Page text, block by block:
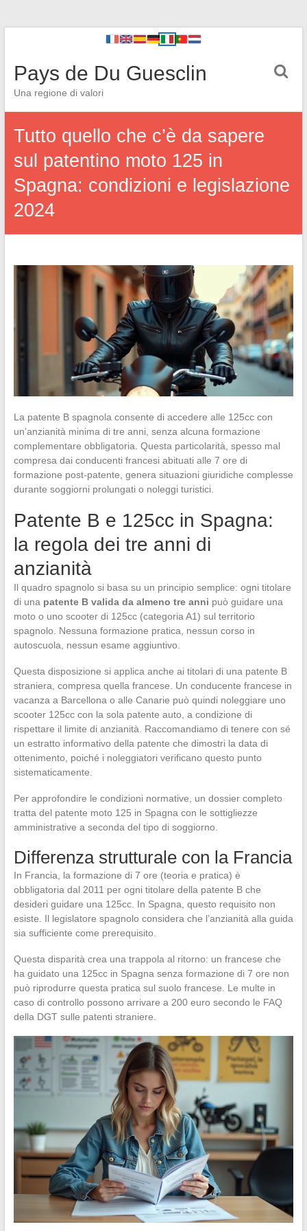
Pays de Du Guesclin
Una regione di valori
Tutto quello che c’è da sapere
sul patentino moto 125 in
Spagna: condizioni e legislazione
2024
La patente B spagnola consente di accedere alle 125cc con
un’anzianità minima di tre anni, senza alcuna formazione
complementare obbligatoria. Questa particolarità, spesso mal
compresa dai conducenti francesi abituati alle 7 ore di
formazione post-patente, genera situazioni giuridiche complesse
durante soggiorni prolungati o noleggi turistici.
Patente B e 125cc in Spagna:
la regola dei tre anni di
anzianità
Il quadro spagnolo si basa su un principio semplice: ogni titolare
di una patente B valida da almeno tre anni può guidare una
moto o uno scooter di 125cc (categoria A1) sul territorio
spagnolo. Nessuna formazione pratica, nessun corso in
autoscuola, nessun esame aggiuntivo.
Questa disposizione si applica anche ai titolari di una patente B
straniera, compresa quella francese. Un conducente francese in
vacanza a Barcellona o alle Canarie può quindi noleggiare uno
scooter 125cc con la sola patente auto, a condizione di
rispettare il limite di anzianità. Raccomandiamo di tenere con sé
un estratto informativo della patente che dimostri la data di
ottenimento, poiché i noleggiatori verificano questo punto
sistematicamente.
Per approfondire le condizioni normative, un dossier completo
tratta del patente moto 125 in Spagna con le sottigliezze
amministrative a seconda del tipo di soggiorno.
Differenza strutturale con la Francia
In Francia, la formazione di 7 ore (teoria e pratica) è
obbligatoria dal 2011 per ogni titolare della patente B che
desideri guidare una 125cc. In Spagna, questo requisito non
esiste. Il legislatore spagnolo considera che l’anzianità alla guida
sia sufficiente come prerequisito.
Questa disparità crea una trappola al ritorno: un francese che
ha guidato una 125cc in Spagna senza formazione di 7 ore non
può riprodurre questa pratica sul suolo francese. Le multe in
caso di controllo possono arrivare a 200 euro secondo le FAQ
della DGT sulle patenti straniere.